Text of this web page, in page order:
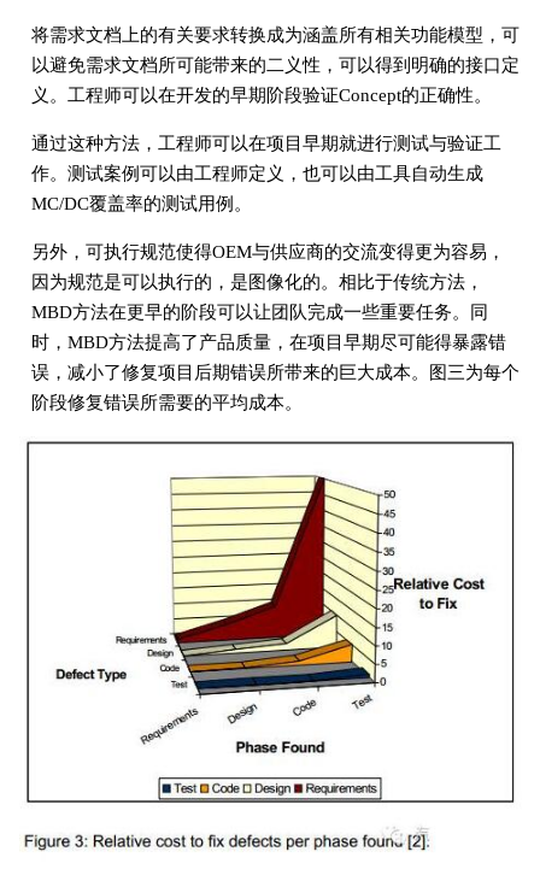
将需求文档上的有关要求转换成为涵盖所有相关功能模型，可
以避免需求文档所可能带来的二义性，可以得到明确的接口定
义。工程师可以在开发的早期阶段验证Concept的正确性。
通过这种方法，工程师可以在项目早期就进行测试与验证工
作。测试案例可以由工程师定义，也可以由工具自动生成
MC/DC覆盖率的测试用例。
另外，可执行规范使得OEM与供应商的交流变得更为容易，
因为规范是可以执行的，是图像化的。相比于传统方法，
MBD方法在更早的阶段可以让团队完成一些重要任务。同
时，MBD方法提高了产品质量，在项目早期尽可能得暴露错
误，减小了修复项目后期错误所带来的巨大成本。图三为每个
阶段修复错误所需要的平均成本。